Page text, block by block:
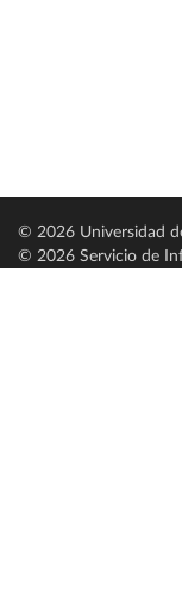
© 2026 Universidad
© 2026 Servicio de